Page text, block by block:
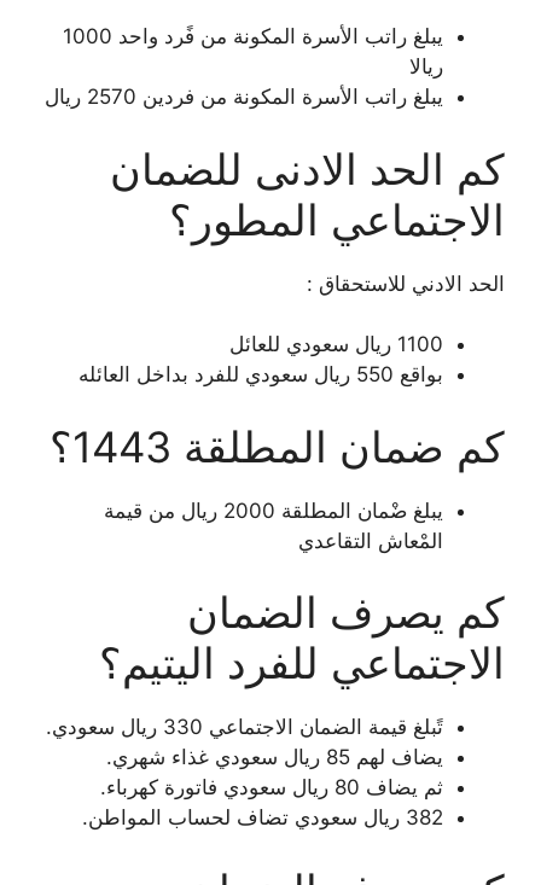
يبلغ راتب الأسرة المكونة من فًرد واحد 1000
ريالا
يبلغ راتب الأسرة المكونة من فردين 2570 ريال
كم الحد الادنى للضمان
الاجتماعي المطور؟
الحد الادني للاستحقاق :
1100 ريال سعودي للعائل
بواقع 550 ريال سعودي للفرد بداخل العائله
كم ضمان المطلقة 1443؟
يبلغ ضْمان المطلقة 2000 ريال من قيمة
المْعاش التقاعدي
كم يصرف الضمان
الاجتماعي للفرد اليتيم؟
تًبلغ قيمة الضمان الاجتماعي 330 ريال سعودي.
يضاف لهم 85 ريال سعودي غذاء شهري.
ثم يضاف 80 ريال سعودي فاتورة كهرباء.
382 ريال سعودي تضاف لحساب المواطن.